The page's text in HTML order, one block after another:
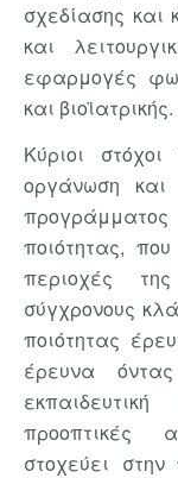
σχεδίασης και
και
εφαρμογές
και βιοϊατρικής.
Κύριοι
οργάνωση και
ποιότητας,
περιοχές
σύγχρονους
ποιότητας
έρευνα
προοπτικές
στοχεύει